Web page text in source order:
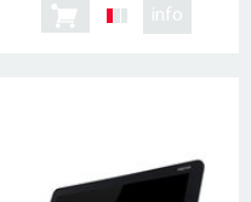
info